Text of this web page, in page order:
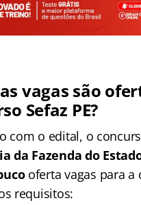
vagas são
Sefaz PE?
com o edital, o
da Fazenda do
oferta vagas para a
requisitos: